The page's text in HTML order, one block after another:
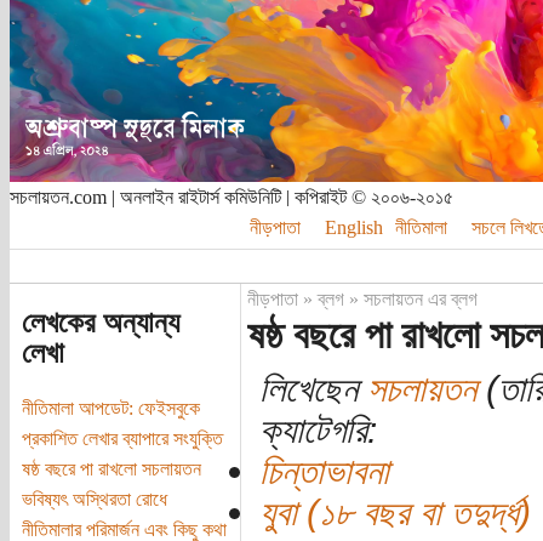
সচলায়তন.com | অনলাইন রাইটার্স কমিউনিটি | কপিরাইট © ২০০৬-২০১৫
নীড়পাতা
English নীতিমালা সচলে
লেখকের অন্যান্য
লেখা
নীতিমালা আপডেট: ফেইসবুকে
প্রকাশিত লেখার ব্যাপারে সংযুক্তি
ষষ্ঠ বছরে পা রাখলো সচলায়তন
ভবিষ্যৎ অস্থিরতা রোধে
নীতিমালার পরিমার্জন এবং কিছু কথা
নীড়পাতা»ব্লগ» সচলায়তন এর ব্লগ
ষষ্ঠ বছরে পা রাখলো
লিখেছেনসচলায়তন
ক্যাটেগরি:
চিন্তাভাবনা
যুবা (১৮ বছর বা তদুর্দ্ধ)